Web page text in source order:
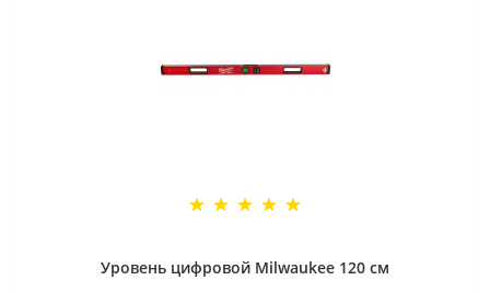
Уровень цифровой Milwaukee 120 см